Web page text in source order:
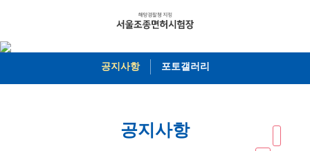
공지사항 포토갤러리
공지사항